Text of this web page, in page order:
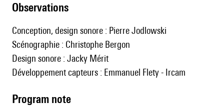
observations
Conception, design sonore : Pierre Jodlowski
Scénographie : Christophe Bergon
Design sonore : Jacky Mérit
Développement capteurs : Emmanuel Flety - Ircam
Program note